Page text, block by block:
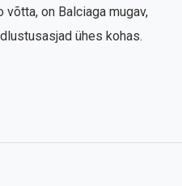
on Balciaga mugav,
ühes kohas.